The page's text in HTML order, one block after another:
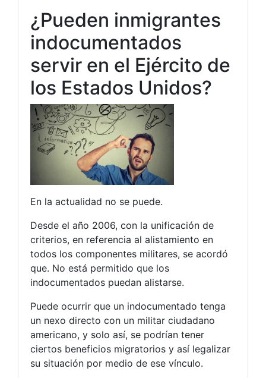
¿Pueden inmigrantes
indocumentados
servir en el Ejército de
los Estados Unidos?
En la actualidad no se puede.
Desde el año 2006, con la unificación de
criterios, en referencia al alistamiento en
todos los componentes militares, se acordó
que. No está permitido que los
indocumentados puedan alistarse.
Puede ocurrir que un indocumentado tenga
un nexo directo con un militar ciudadano
americano, y solo así, se podrían tener
ciertos beneficios migratorios y así legalizar
su situación por medio de ese vínculo.